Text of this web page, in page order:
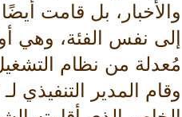
والأخبار، بل قامت
إلى نفس الفئة، وهي
مُعدلة من نظام التشغيل
وقام المدير التنفيذي